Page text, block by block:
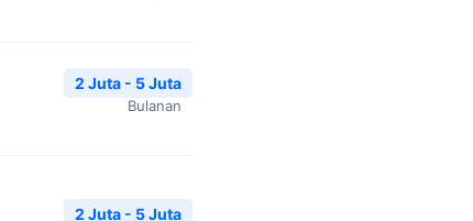
2 Juta - 5 Juta
Bulanan
2 Juta - 5 Juta